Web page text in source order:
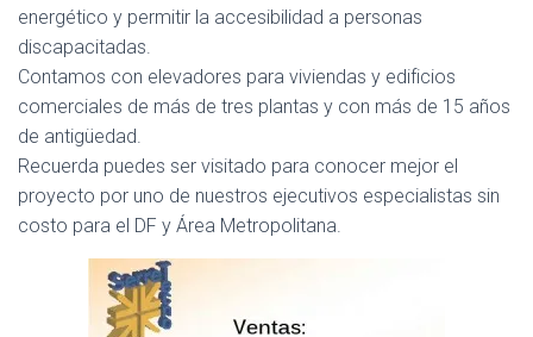
energético y permitir la accesibilidad a personas
discapacitadas.
Contamos con elevadores para viviendas y edificios
comerciales de más de tres plantas y con más de 15 años
de antigüedad.
Recuerda puedes ser visitado para conocer mejor el
proyecto por uno de nuestros ejecutivos especialistas sin
costo para el DF y Área Metropolitana.